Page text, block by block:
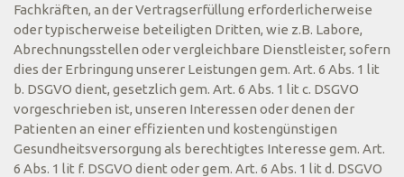
Fachkräften, an der Vertragserfüllung erforderlicherweise
oder typischerweise beteiligten Dritten, wie z.B. Labore,
Abrechnungsstellen oder vergleichbare Dienstleister, sofern
dies der Erbringung unserer Leistungen gem. Art. 6 Abs. 1 lit
b. DSGVO dient, gesetzlich gem. Art. 6 Abs. 1 lit c. DSGVO
vorgeschrieben ist, unseren Interessen oder denen der
Patienten an einer effizienten und kostengünstigen
Gesundheitsversorgung als berechtigtes Interesse gem. Art.
6 Abs. 1 lit f. DSGVO dient oder gem. Art. 6 Abs. 1 lit d. DSGVO